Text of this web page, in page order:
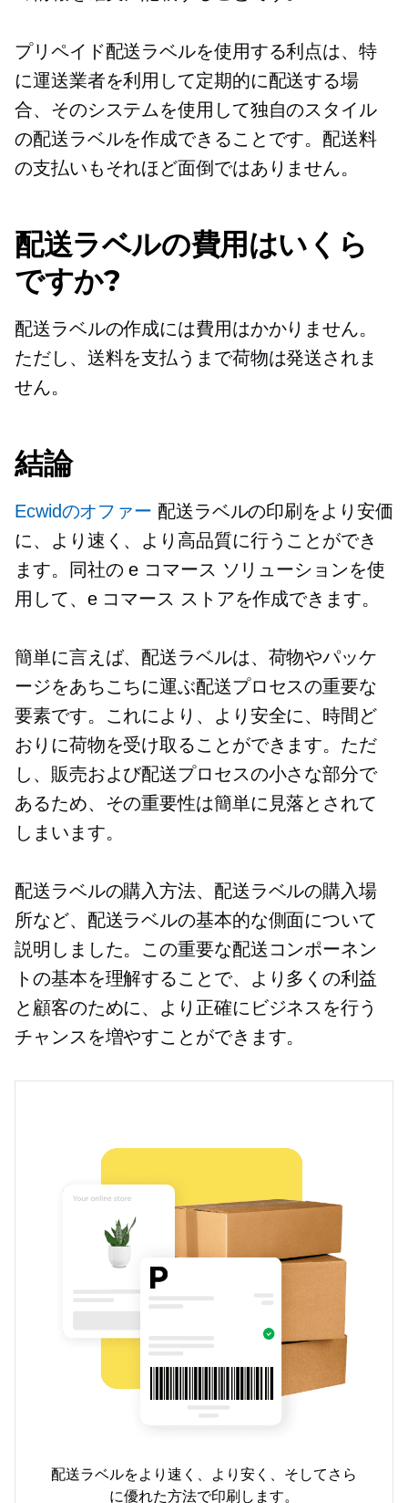
プリペイド配送ラベルを使用する利点は、特
に運送業者を利用して定期的に配送する場
合、そのシステムを使用して独自のスタイル
の配送ラベルを作成できることです。配送料
の支払いもそれほど面倒ではありません。
配送ラベルの費用はいくら
ですか?
配送ラベルの作成には費用はかかりません。
ただし、送料を支払うまで荷物は発送されま
せん。
結論
Ecwidのオファー 配送ラベルの印刷をより安価
に、より速く、より高品質に行うことができ
ます。同社の e コマース ソリューションを使
用して、e コマース ストアを作成できます。
簡単に言えば、配送ラベルは、荷物やパッケ
ージをあちこちに運ぶ配送プロセスの重要な
要素です。これにより、より安全に、時間ど
おりに荷物を受け取ることができます。ただ
し、販売および配送プロセスの小さな部分で
あるため、その重要性は簡単に見落とされて
しまいます。
配送ラベルの購入方法、配送ラベルの購入場
所など、配送ラベルの基本的な側面について
説明しました。この重要な配送コンポーネン
トの基本を理解することで、より多くの利益
と顧客のために、より正確にビジネスを行う
チャンスを増やすことができます。
配送ラベルをより速く、より安く、そしてさら
に優れた方法で印刷します。